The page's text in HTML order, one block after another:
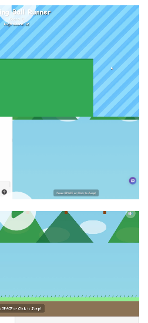
未实现。要素齐全，但设计欠
白部分，障碍物设置与小球弹跳
越过障碍物，游戏功能未达成。
出色，要素齐全，具备可玩性。